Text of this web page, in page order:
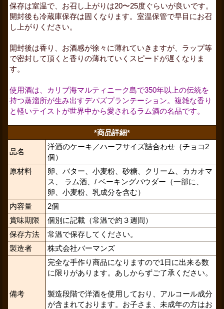
保存は室温で、お召し上がりは20〜25度ぐらいが良いです。
開封後も冷蔵庫保存は固くなります。室温保管で早目にお召
し上がりください。
開封後は香り、お酒感が徐々に薄れていきますが、ラップ等
で密封して頂くと香りの薄れていくスピードが遅くなりま
す。
使用酒は、カリブ海マルティニーク島で350年以上の伝統を
持つ蒸溜所が生み出すデパズプランテーション。複雑な香り
と軽いテイストが世界中から愛されるラム酒の名品です。
*商品詳細*
品名
洋酒のケーキ／ハーフサイズ詰合わせ（チョコ2
個）
原材料
卵、バター、小麦粉、砂糖、クリーム、カカオマ
ス、 ラム酒、/ ベーキングパウダー（一部に、
卵、小麦粉、乳成分を含む）
内容量
2個
賞味期限
個別に記載（常温で約３週間）
保存方法
常温で保存してください。
製造者
株式会社バーマンズ
備考
完全な手作り商品になりますので1日に出来る数
に限りがあります。あしからずご了承ください。
製造段階で洋酒を使用しており、アルコール成分
が含まれております。お子さま、未成年の方はお